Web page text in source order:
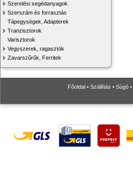
Szerelési segédanyagok
Szerszám és forrasztás
Tápegységek, Adapterek
Tranzisztorok
Varisztorok
Vegyszerek, ragasztók
Zavarszűrők, Ferritek
Főoldal • Szállítás • Súgó •